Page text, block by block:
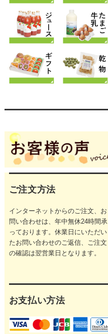
ご注文方法
インターネットからのご注文、お
問い合わせは、年中無休24時間承
っております。休業日にいただい
たお問い合わせのご返信、ご注文
の確認は翌営業日となります。
お支払い方法